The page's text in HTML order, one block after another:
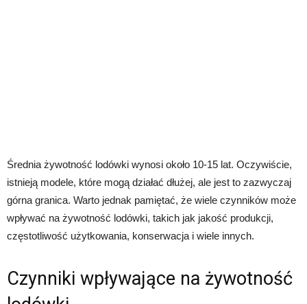
Średnia żywotność lodówki wynosi około 10-15 lat. Oczywiście,
istnieją modele, które mogą działać dłużej, ale jest to zazwyczaj
górna granica. Warto jednak pamiętać, że wiele czynników może
wpływać na żywotność lodówki, takich jak jakość produkcji,
częstotliwość użytkowania, konserwacja i wiele innych.
Czynniki wpływające na żywotność